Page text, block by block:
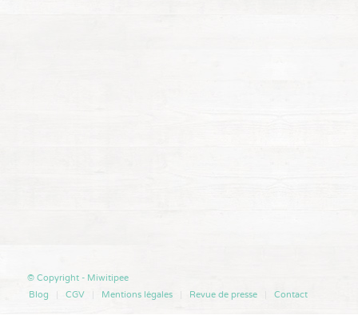
© Copyright - Miwitipee
Blog
CGV Mentions légales Revue de presse Contact